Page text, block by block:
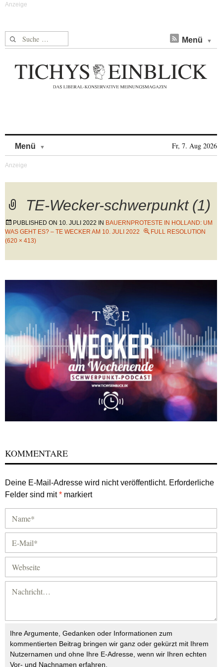
Suche nach: Menü
Menü Fr, 7. Aug 2026
TE-Wecker-schwerpunkt (1)
PUBLISHED ON 10. JULI 2022 IN BAUERNPROTESTE IN HOLLAND: UM
WAS GEHT ES? – TE WECKER AM 10. JULI 2022
FULL RESOLUTION
(620 × 413)
KOMMENTARE
Deine E-Mail-Adresse wird nicht veröffentlicht. Erforderliche
Felder sind mit* markiert
Ihre Argumente, Gedanken oder Informationen zum
kommentierten Beitrag bringen wir ganz oder gekürzt mit Ihrem
Nutzernamen und ohne Ihre E-Adresse, wenn wir Ihren echten
Vor- und Nachnamen erfahren.